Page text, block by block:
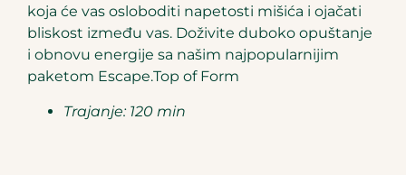
koja će vas osloboditi napetosti mišića i ojačati
bliskost između vas. Doživite duboko opuštanje
i obnovu energije sa našim najpopularnijim
paketom Escape.Top of Form
Trajanje: 120 min